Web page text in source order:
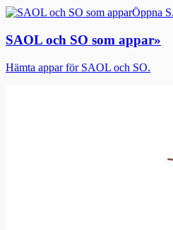
Öppna
SAOL och SO som appar»
Hämta appar för SAOL och SO.